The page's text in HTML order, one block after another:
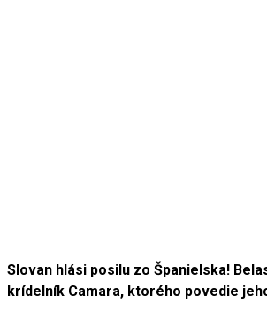
Slovan hlási posilu zo Španielska!
krídelník Camara, ktorého povedie